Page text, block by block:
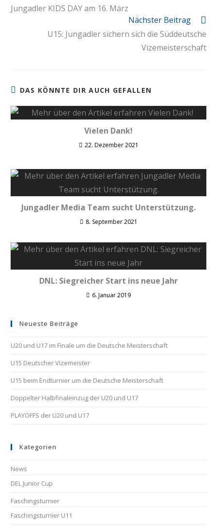
Jungadler KIDS DAY am 16. März
Nächster Beitrag
U15: Jungadler sichern sich die Süddeutsche
Vizemeisterschaft
DAS KÖNNTE DIR AUCH GEFALLEN
Vielen Dank!
22. Dezember 2021
Jungadler Media Team sucht Unterstützung.
8. September 2021
DNL: Siegreicher Start ins neue Jahr
6. Januar 2019
Neueste Beiträge
U20 und U17 im Finale um die Deutsche Meisterschaft
U15 Deutscher Vizemeister
U15 beim Endturnier um die Deutsche Meisterschaft
Doppelter Halbfinaleinzug der U20 und U17
PLAYOFFS der U20 und U17
Kategorien
News
DEL Junior Cup
Faschingsturnier
Faschingsturnier U11